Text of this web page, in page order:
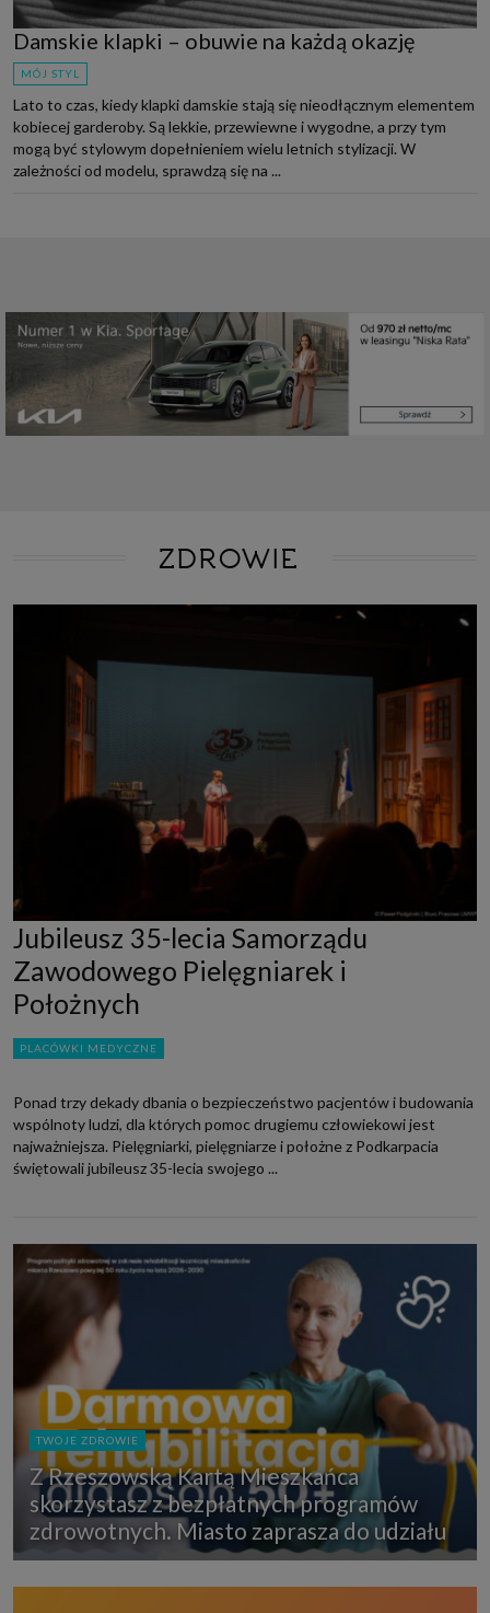
Damskie klapki – obuwie na każdą okazję
MÓJ STYL
Lato to czas, kiedy klapki damskie stają się nieodłącznym elementem
kobiecej garderoby. Są lekkie, przewiewne i wygodne, a przy tym
mogą być stylowym dopełnieniem wielu letnich stylizacji. W
zależności od modelu, sprawdzą się na ...
ZDROWIE
Jubileusz 35-lecia Samorządu
Zawodowego Pielęgniarek i
Położnych
PLACÓWKI MEDYCZNE
Ponad trzy dekady dbania o bezpieczeństwo pacjentów i budowania
wspólnoty ludzi, dla których pomoc drugiemu człowiekowi jest
najważniejsza. Pielęgniarki, pielęgniarze i położne z Podkarpacia
świętowali jubileusz 35-lecia swojego ...
TWOJE ZDROWIE
Z Rzeszowską Kartą Mieszkańca
skorzystasz z bezpłatnych programów
zdrowotnych. Miasto zaprasza do udziału